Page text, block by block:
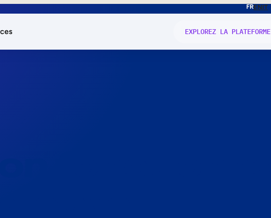
FRENIT
EXPLOREZ LA PLATEFORME